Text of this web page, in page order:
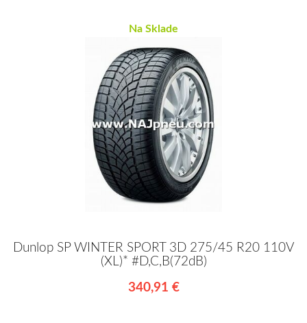
Na Sklade
Dunlop SP WINTER SPORT 3D 275/45 R20 110V
(XL)* #D,C,B(72dB)
340,91 €